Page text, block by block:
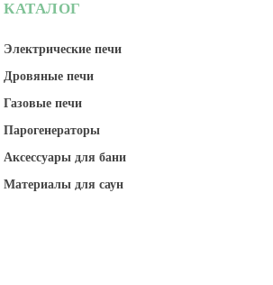
КАТАЛОГ
Электрические печи
Дровяные печи
Газовые печи
Парогенераторы
Аксессуары для бани
Материалы для саун